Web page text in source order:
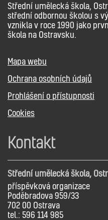
Střední umělecká škola,
střední odbornou školou s
vznikla v roce 1990 jako
škola na Ostravsku.
Mapa webu
Ochrana osobních údajů
Prohlášení o přístupnosti
Cookies
Kontakt
Střední umělecká škola,
příspěvková organizace
Poděbradova 959/33
702 00 Ostrava
tel.: 596 114 985